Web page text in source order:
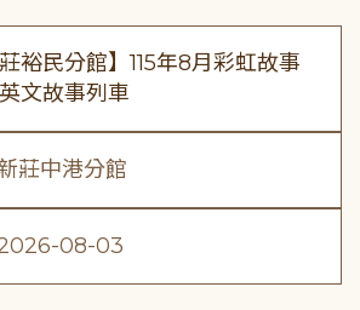
莊裕民分館】115年8月彩虹故事
文故事列車
莊中港分館
08-03